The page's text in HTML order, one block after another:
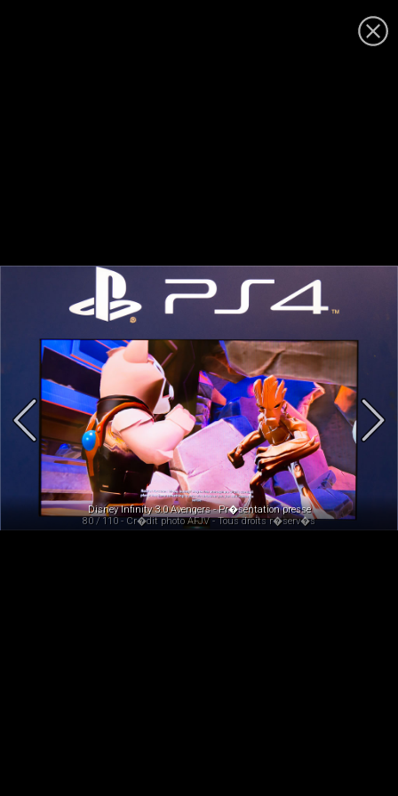
Disney Infinity 3.0 Avengers - Pr�sentation presse
80 / 110 - Cr�dit photo AFJV - Tous droits r�serv�s